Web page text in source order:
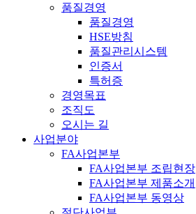
품질경영
품질경영
HSE방침
품질관리시스템
인증서
특허증
경영목표
조직도
오시는 길
사업분야
FA사업본부
FA사업본부 조립현장
FA사업본부 제품소개
FA사업본부 동영상